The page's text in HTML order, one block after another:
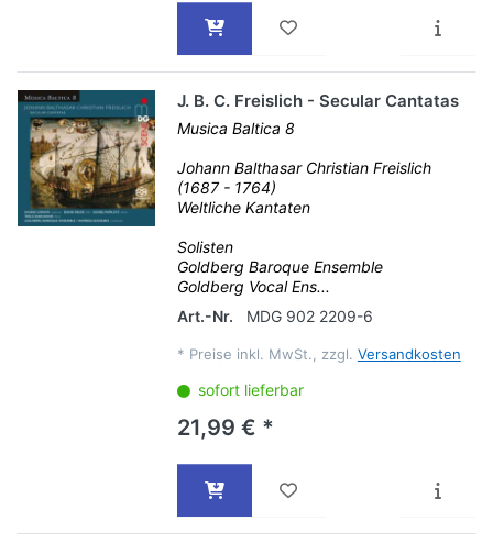
J. B. C. Freislich - Secular Cantatas
Musica Baltica 8
Johann Balthasar Christian Freislich
(1687 - 1764)
Weltliche Kantaten
Solisten
Goldberg Baroque Ensemble
Goldberg Vocal Ens...
Art.-Nr.
MDG 902 2209-6
* Preise inkl. MwSt., zzgl. Versandkosten
sofort lieferbar
21,99 € *